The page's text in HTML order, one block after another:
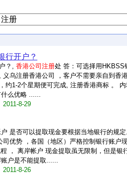
行开户？
？, 香港公司注册处 答：可选择用HKBSS
乌注册香港公司 ，客户不需要亲自到香
约1-2个星期便可完成, 注册香港商标 。
么优略 ......
8-29
是否可以提取现金要根据当地银行的规
优势 ，各国（地区）严格控制银行账户
， 离岸帐户 现金提取虽无限制，但是银
户是不能提取......
8-26